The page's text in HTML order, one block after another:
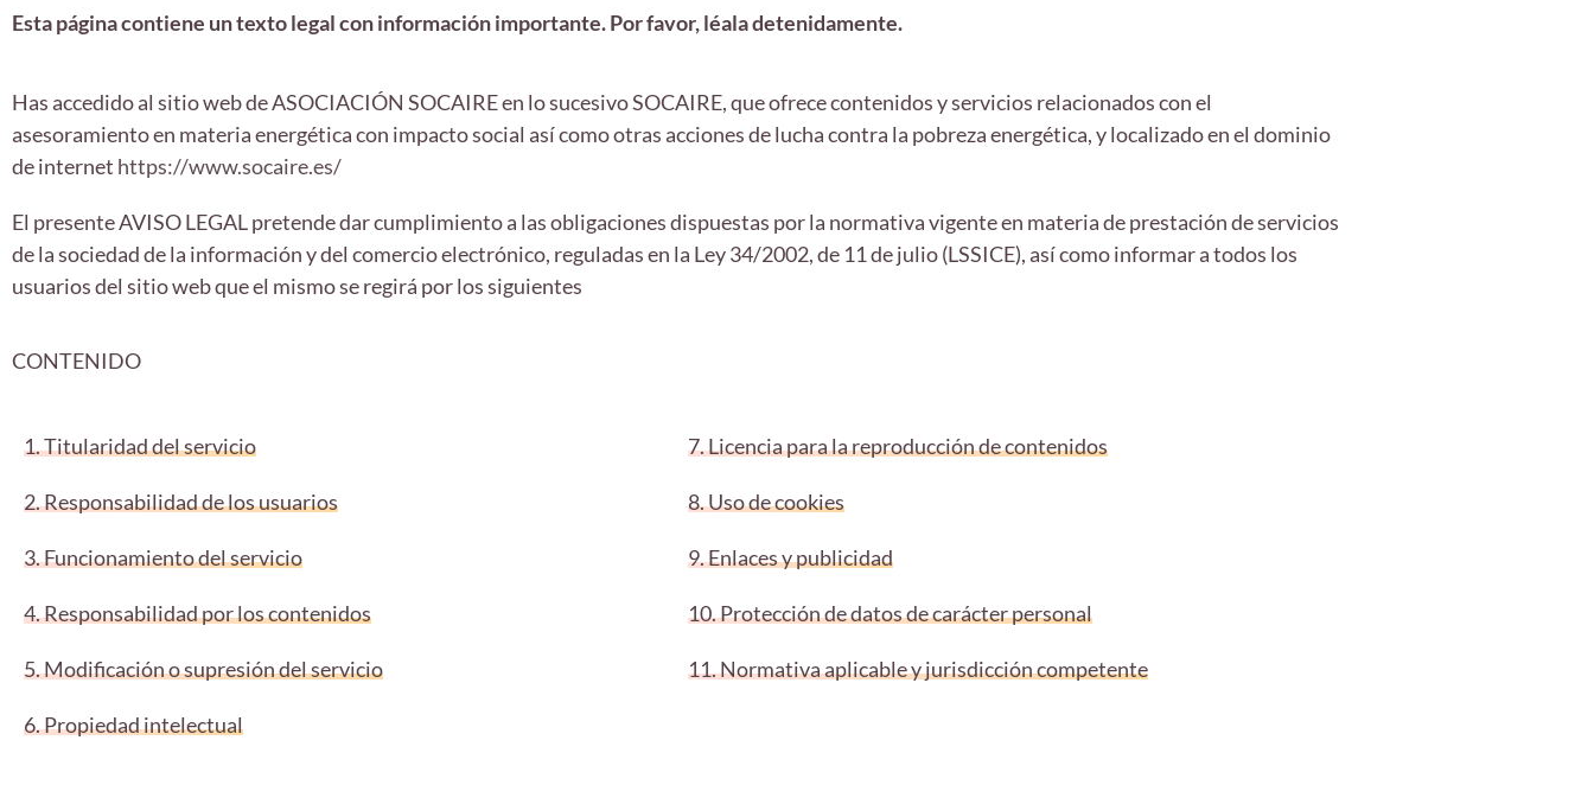
Esta página contiene un texto legal con información importante. Por favor, léala detenidamente.
Has accedido al sitio web de ASOCIACIÓN SOCAIRE en lo sucesivo SOCAIRE, que ofrece contenidos y servicios relacionados con el
asesoramiento en materia energética con impacto social así como otras acciones de lucha contra la pobreza energética, y localizado en el dominio
de internet https://www.socaire.es/
El presente AVISO LEGAL pretende dar cumplimiento a las obligaciones dispuestas por la normativa vigente en materia de prestación de servicios
de la sociedad de la información y del comercio electrónico, reguladas en la Ley 34/2002, de 11 de julio (LSSICE), así como informar a todos los
usuarios del sitio web que el mismo se regirá por los siguientes
CONTENIDO
1. Titularidad del servicio
2. Responsabilidad de los usuarios
3. Funcionamiento del servicio
4. Responsabilidad por los contenidos
5. Modificación o supresión del servicio
6. Propiedad intelectual
7. Licencia para la reproducción de contenidos
8. Uso de cookies
9. Enlaces y publicidad
10. Protección de datos de carácter personal
11. Normativa aplicable y jurisdicción competente